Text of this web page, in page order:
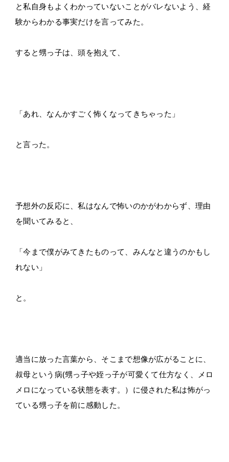
と私自身もよくわかっていないことがバレないよう、経
験からわかる事実だけを言ってみた。
すると甥っ子は、頭を抱えて、
「あれ、なんかすごく怖くなってきちゃった」
と言った。
予想外の反応に、私はなんで怖いのかがわからず、理由
を聞いてみると、
「今まで僕がみてきたものって、みんなと違うのかもし
れない」
と。
適当に放った言葉から、そこまで想像が広がることに、
叔母という病(甥っ子や姪っ子が可愛くて仕方なく、メロ
メロになっている状態を表す。）に侵された私は怖がっ
ている甥っ子を前に感動した。